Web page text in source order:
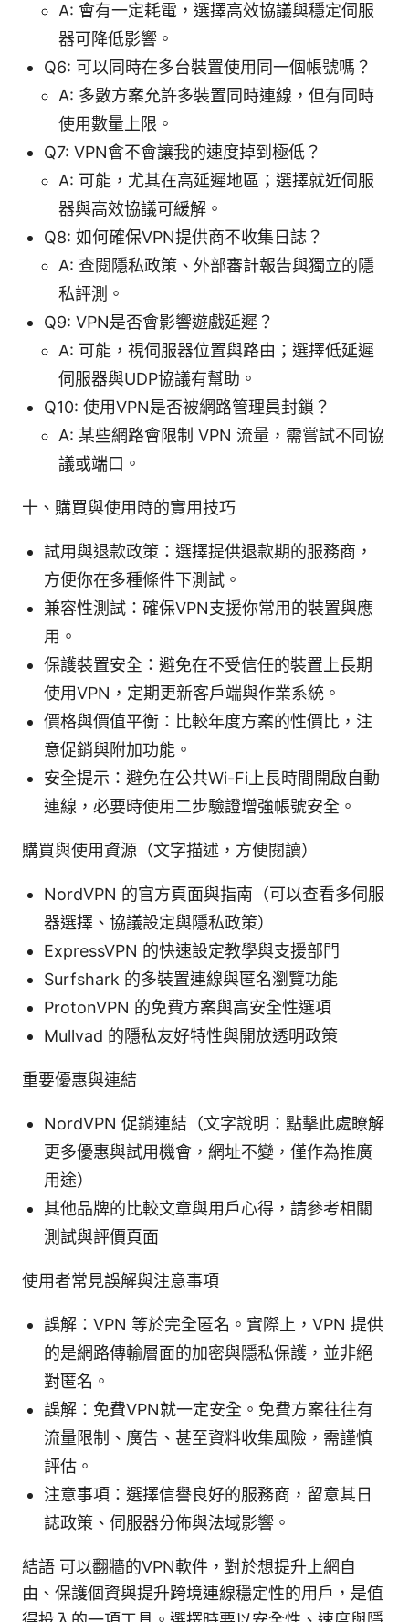
A: 會有一定耗電，選擇高效協議與穩定伺服
器可降低影響。
Q6: 可以同時在多台裝置使用同一個帳號嗎？
A: 多數方案允許多裝置同時連線，但有同時
使用數量上限。
Q7: VPN會不會讓我的速度掉到極低？
A: 可能，尤其在高延遲地區；選擇就近伺服
器與高效協議可緩解。
Q8: 如何確保VPN提供商不收集日誌？
A: 查閱隱私政策、外部審計報告與獨立的隱
私評測。
Q9: VPN是否會影響遊戲延遲？
A: 可能，視伺服器位置與路由；選擇低延遲
伺服器與UDP協議有幫助。
Q10: 使用VPN是否被網路管理員封鎖？
A: 某些網路會限制 VPN 流量，需嘗試不同協
議或端口。
十、購買與使用時的實用技巧
試用與退款政策：選擇提供退款期的服務商，
方便你在多種條件下測試。
兼容性測試：確保VPN支援你常用的裝置與應
用。
保護裝置安全：避免在不受信任的裝置上長期
使用VPN，定期更新客戶端與作業系統。
價格與價值平衡：比較年度方案的性價比，注
意促銷與附加功能。
安全提示：避免在公共Wi-Fi上長時間開啟自動
連線，必要時使用二步驗證增強帳號安全。
購買與使用資源（文字描述，方便閱讀）
NordVPN 的官方頁面與指南（可以查看多伺服
器選擇、協議設定與隱私政策）
ExpressVPN 的快速設定教學與支援部門
Surfshark 的多裝置連線與匿名瀏覽功能
ProtonVPN 的免費方案與高安全性選項
Mullvad 的隱私友好特性與開放透明政策
重要優惠與連結
NordVPN 促銷連結（文字說明：點擊此處瞭解
更多優惠與試用機會，網址不變，僅作為推廣
用途）
其他品牌的比較文章與用戶心得，請參考相關
測試與評價頁面
使用者常見誤解與注意事項
誤解：VPN 等於完全匿名。實際上，VPN 提供
的是網路傳輸層面的加密與隱私保護，並非絕
對匿名。
誤解：免費VPN就一定安全。免費方案往往有
流量限制、廣告、甚至資料收集風險，需謹慎
評估。
注意事項：選擇信譽良好的服務商，留意其日
誌政策、伺服器分佈與法域影響。
結語 可以翻牆的VPN軟件，對於想提升上網自
由、保護個資與提升跨境連線穩定性的用戶，是值